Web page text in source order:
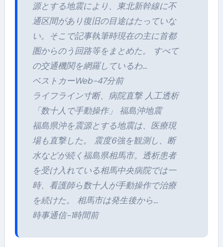
源とする地震により、東北新幹線に不
通区間があり復旧の目途はたっていな
い。そこで記事執筆時現在の主に首都
圏からのう回路等をまとめた。 すべて
の交通機関を網羅しているわ…
ベストカーWeb-47分前
ライフライン寸断、病院直撃 人工透析
「数十人で手動操作」 福島沖地震
福島県沖を震源とする地震は、医療現
場も直撃した。 震度6強を観測し、断
水などが続く福島県相馬市。透析患者
を受け入れている相馬中央病院では一
時、看護師ら数十人が手動操作で治療
を続けた。 相馬市は発生後から…
時事通信-1時間前